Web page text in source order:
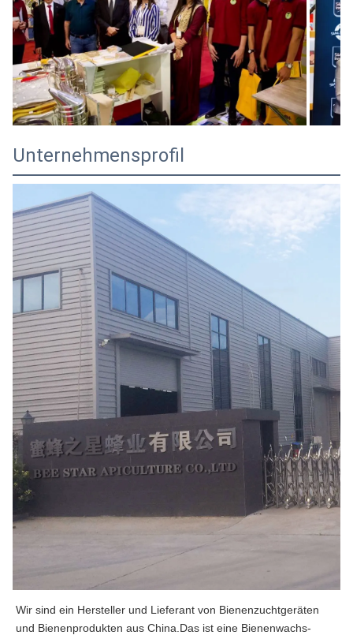
Unternehmensprofil
Wir sind ein Hersteller und Lieferant von Bienenzuchtgeräten
und Bienenprodukten aus China.Das ist eine Bienenwachs-